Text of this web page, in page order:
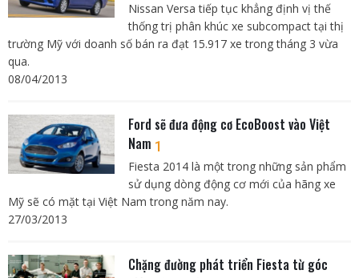
Nissan Versa tiếp tục khẳng định vị thế
thống trị phân khúc xe subcompact tại thị
trường Mỹ với doanh số bán ra đạt 15.917 xe trong tháng 3 vừa
qua.
08/04/2013
Ford sẽ đưa động cơ EcoBoost vào Việt
Nam 1
Fiesta 2014 là một trong những sản phẩm
sử dụng dòng động cơ mới của hãng xe
Mỹ sẽ có mặt tại Việt Nam trong năm nay.
27/03/2013
Chặng đường phát triển Fiesta từ góc